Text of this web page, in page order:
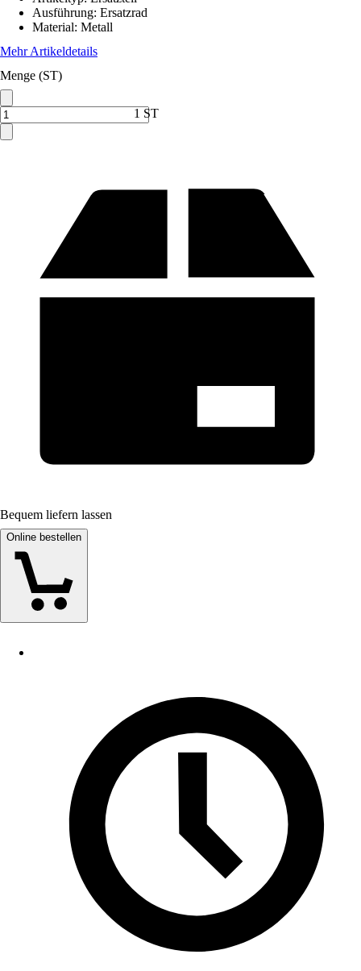
Ausführung: Ersatzrad
Material: Metall
Mehr Artikeldetails
Menge (ST)
1 ST
Bequem liefern lassen
Online bestellen